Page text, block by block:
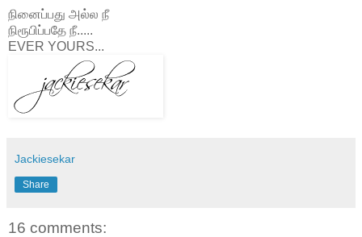
நினைப்பது அல்ல நீ
நிரூபிப்பதே நீ.....
EVER YOURS...
Jackiesekar
Share
16 comments: